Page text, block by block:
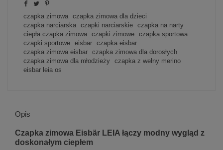
czapka zimowa
czapka zimowa dla dzieci
czapka narciarska
czapki narciarskie
czapka na narty
ciepła czapka zimowa
czapki zimowe
czapka sportowa
czapki sportowe
eisbar
czapka eisbar
czapka zimowa eisbar
czapka zimowa dla dorosłych
czapka zimowa dla młodzieży
czapka z wełny merino
eisbar leia os
Opis
Czapka zimowa Eisbär LEIA łączy modny wygląd z
doskonałym ciepłem